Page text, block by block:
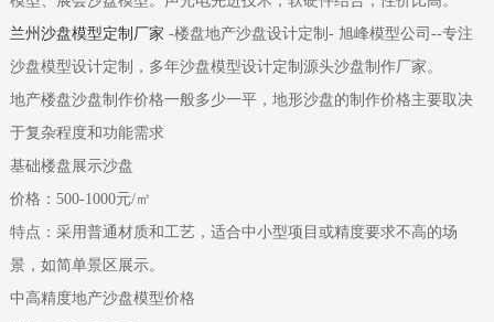
兰州沙盘模型定制厂家 -楼盘地产沙盘设计定制- 旭峰模型公司--专注
沙盘模型设计定制，多年沙盘模型设计定制源头沙盘制作厂家。
地产楼盘沙盘制作价格一般多少一平，地形沙盘的制作价格主要取决
于复杂程度和功能需求
‌基础楼盘展示沙盘‌
价格：500-1000元/㎡
特点：采用普通材质和工艺，适合中小型项目或精度要求不高的场
景，如简单景区展示。
‌中高精度地产沙盘‌模型价格